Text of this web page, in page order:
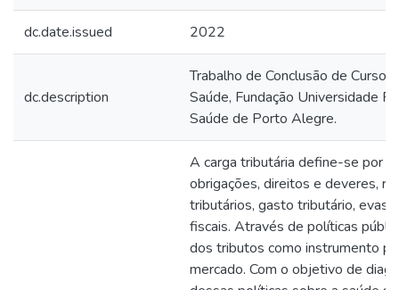
dc.date.issued 2022
dc.description
Trabalho de Conclusão de Curso
Saúde, Fundação Universidade
Saúde de Porto Alegre.
A carga tributária define-se por
obrigações, direitos e deveres,
tributários, gasto tributário,
fiscais. Através de políticas
dos tributos como instrumento
mercado. Com o objetivo de